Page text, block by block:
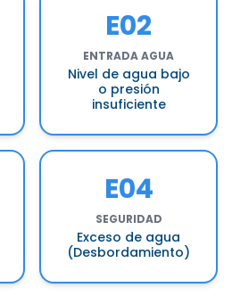
E02
ENTRADA AGUA
Nivel de agua bajo
o presión
insuficiente
E04
SEGURIDAD
Exceso de agua
(Desbordamiento)